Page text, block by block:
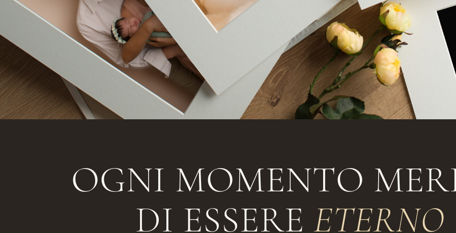
OGNI MOMENTO
DI ESSERE ETERNO